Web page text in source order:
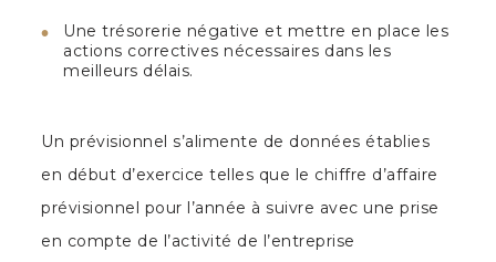
Une trésorerie négative et mettre en place les
actions correctives nécessaires dans les
meilleurs délais.
Un prévisionnel s’alimente de données établies
en début d’exercice telles que le chiffre d’affaire
prévisionnel pour l’année à suivre avec une prise
en compte de l’activité de l’entreprise